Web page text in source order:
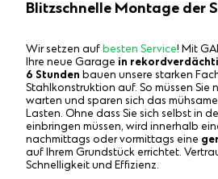
Blitzschnelle Montage der
Wir setzen aufbesten Service! Mit
Ihre neue Garage in
6 Stunden bauen unsere starken
Stahlkonstruktion auf. So müssen Sie
warten und sparen sich das
Lasten. Ohne dass Sie sich selbst in
einbringen müssen, wird innerhalb
nachmittags oder vormittags eine
auf Ihrem Grundstück errichtet.
Schnelligkeit und Effizienz.